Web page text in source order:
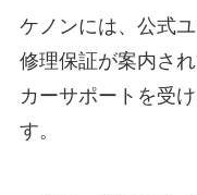
ケノンには、公式
修理保証が案内さ
カーサポートを受
す。